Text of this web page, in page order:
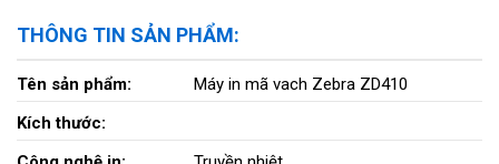
THÔNG TIN SẢN PHẨM:
Tên sản phẩm:
Máy in mã vach Zebra ZD410
Kích thước: